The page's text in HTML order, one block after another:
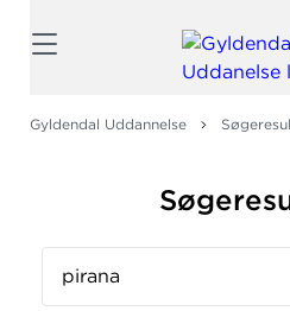
Gyldendal Uddannelse